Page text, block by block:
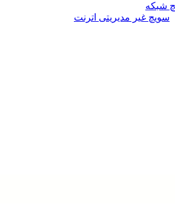
شبکه
سویچ غیر مدیریتی اترنت